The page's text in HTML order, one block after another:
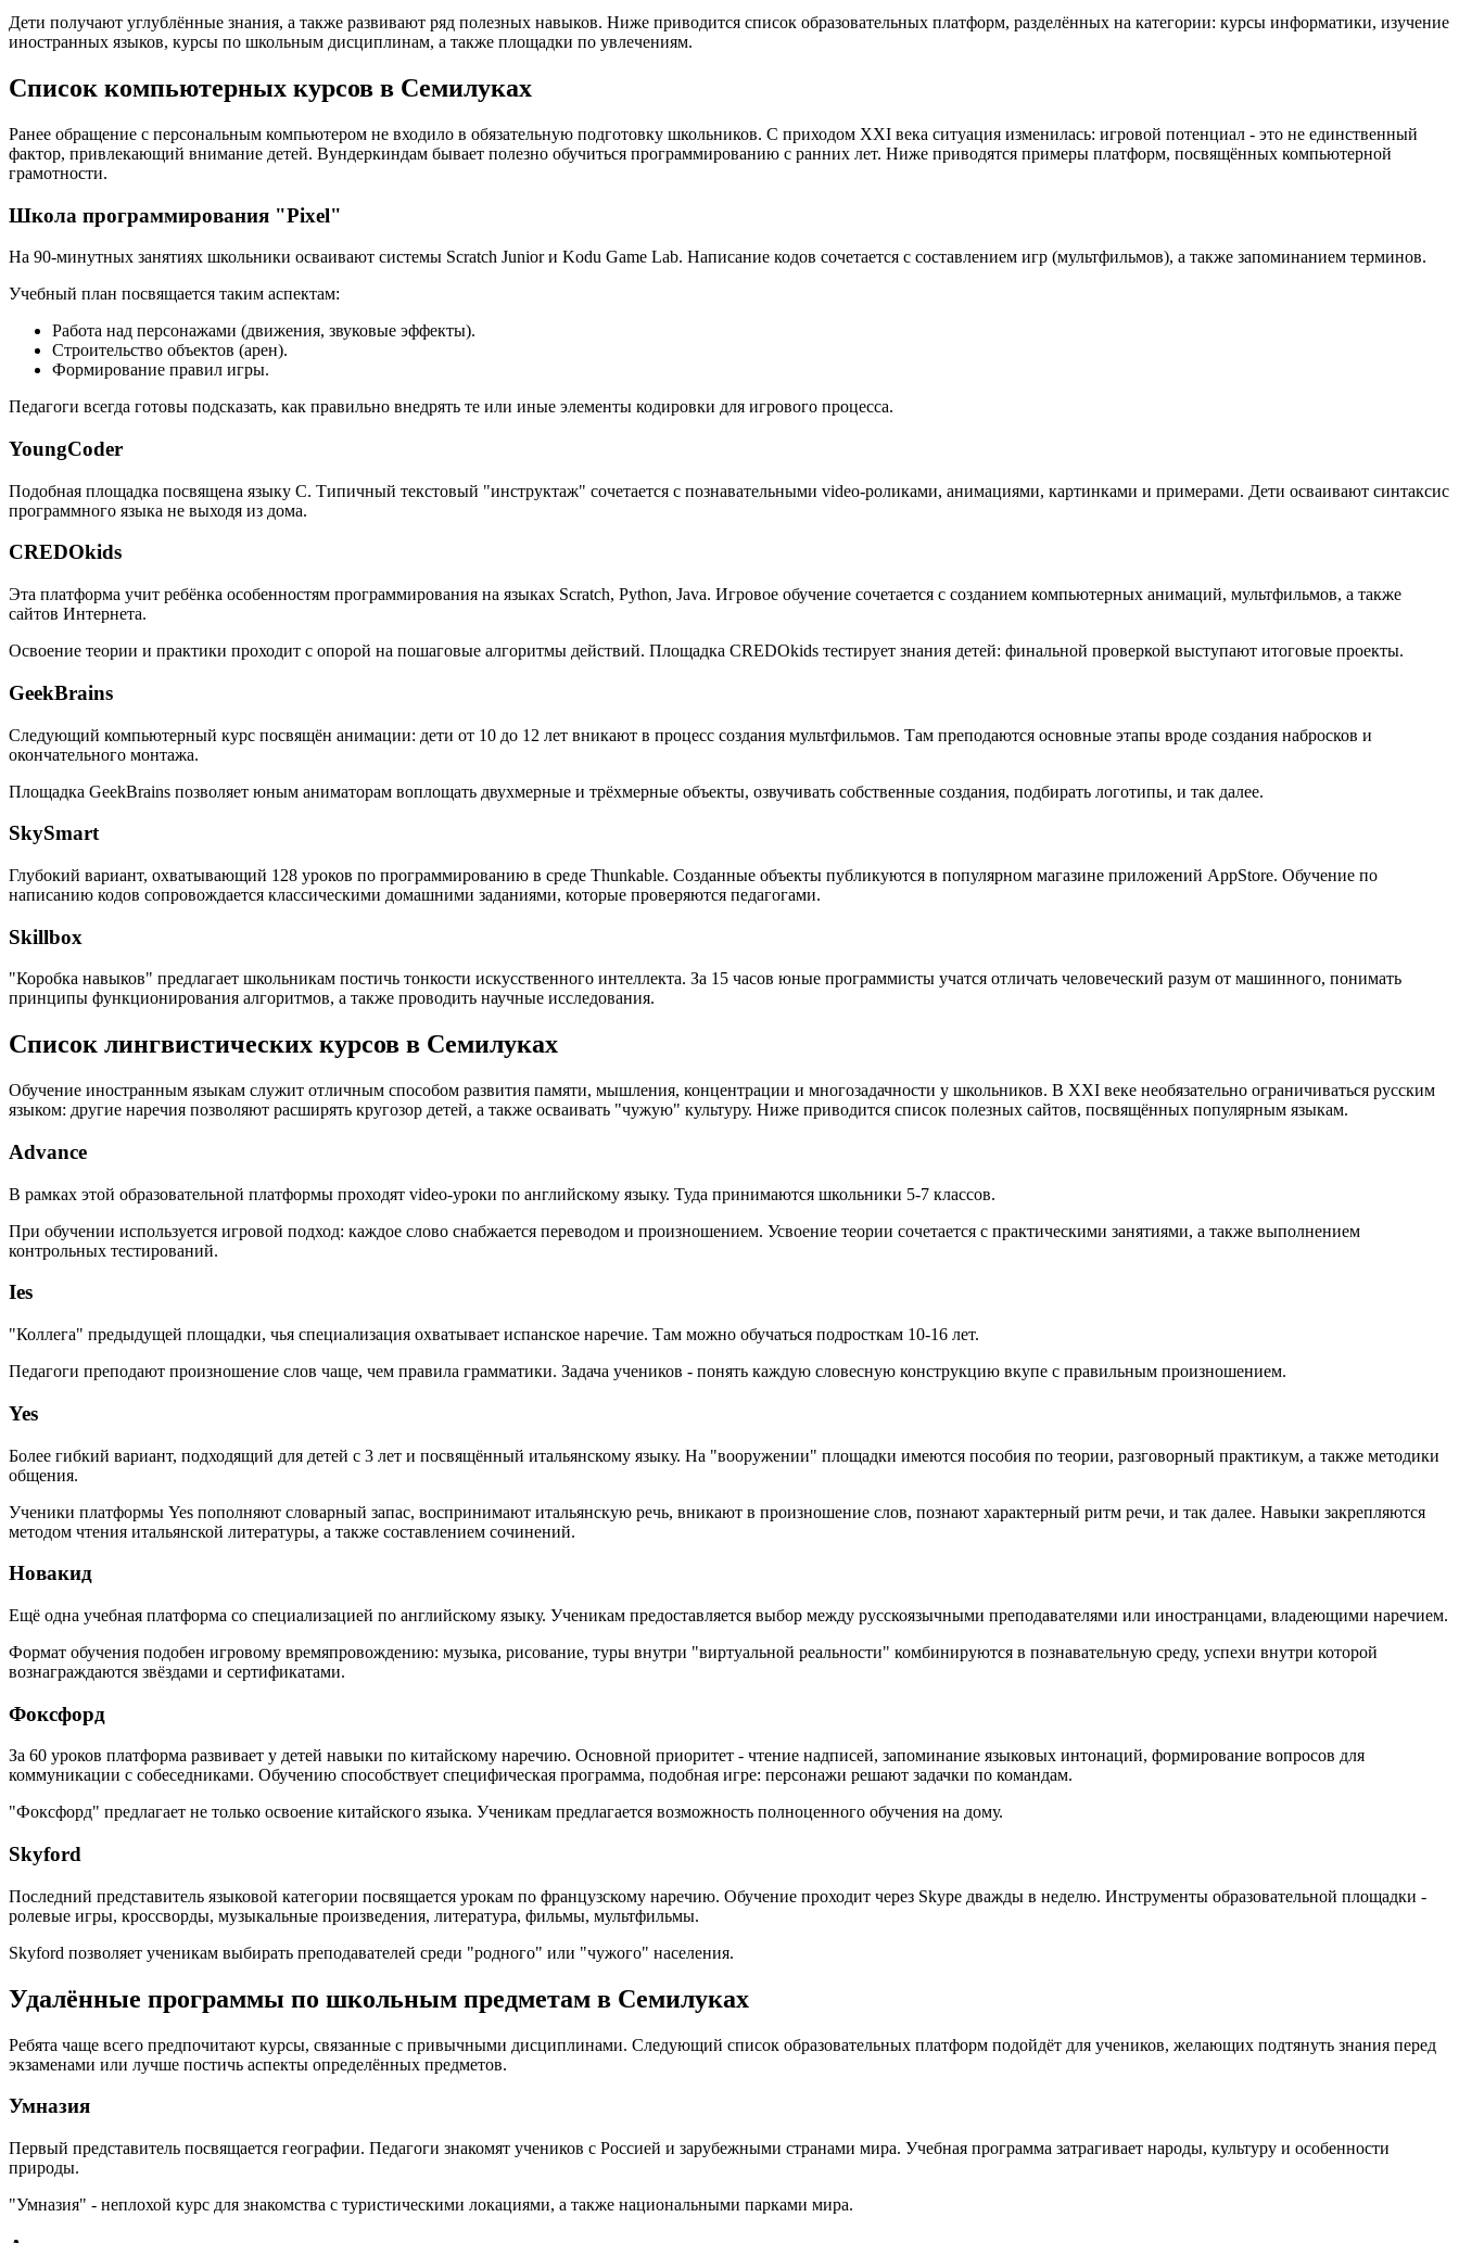
Дети получают углублённые знания, а также развивают ряд полезных навыков. Ниже приводится список образовательных платформ, разделённых на категории: курсы информатики, изучение
иностранных языков, курсы по школьным дисциплинам, а также площадки по увлечениям.
Список компьютерных курсов в Семилуках
Ранее обращение с персональным компьютером не входило в обязательную подготовку школьников. С приходом XXI века ситуация изменилась: игровой потенциал - это не единственный
фактор, привлекающий внимание детей. Вундеркиндам бывает полезно обучиться программированию с ранних лет. Ниже приводятся примеры платформ, посвящённых компьютерной
грамотности.
Школа программирования "Pixel"
На 90-минутных занятиях школьники осваивают системы Scratch Junior и Kodu Game Lab. Написание кодов сочетается с составлением игр (мультфильмов), а также запоминанием терминов.
Учебный план посвящается таким аспектам:
Работа над персонажами (движения, звуковые эффекты).
Строительство объектов (арен).
Формирование правил игры.
Педагоги всегда готовы подсказать, как правильно внедрять те или иные элементы кодировки для игрового процесса.
YoungCoder
Подобная площадка посвящена языку C. Типичный текстовый "инструктаж" сочетается с познавательными video-роликами, анимациями, картинками и примерами. Дети осваивают синтаксис
программного языка не выходя из дома.
CREDOkids
Эта платформа учит ребёнка особенностям программирования на языках Scratch, Python, Java. Игровое обучение сочетается с созданием компьютерных анимаций, мультфильмов, а также
сайтов Интернета.
Освоение теории и практики проходит с опорой на пошаговые алгоритмы действий. Площадка CREDOkids тестирует знания детей: финальной проверкой выступают итоговые проекты.
GeekBrains
Следующий компьютерный курс посвящён анимации: дети от 10 до 12 лет вникают в процесс создания мультфильмов. Там преподаются основные этапы вроде создания набросков и
окончательного монтажа.
Площадка GeekBrains позволяет юным аниматорам воплощать двухмерные и трёхмерные объекты, озвучивать собственные создания, подбирать логотипы, и так далее.
SkySmart
Глубокий вариант, охватывающий 128 уроков по программированию в среде Thunkable. Созданные объекты публикуются в популярном магазине приложений AppStore. Обучение по
написанию кодов сопровождается классическими домашними заданиями, которые проверяются педагогами.
Skillbox
"Коробка навыков" предлагает школьникам постичь тонкости искусственного интеллекта. За 15 часов юные программисты учатся отличать человеческий разум от машинного, понимать
принципы функционирования алгоритмов, а также проводить научные исследования.
Список лингвистических курсов в Семилуках
Обучение иностранным языкам служит отличным способом развития памяти, мышления, концентрации и многозадачности у школьников. В XXI веке необязательно ограничиваться русским
языком: другие наречия позволяют расширять кругозор детей, а также осваивать "чужую" культуру. Ниже приводится список полезных сайтов, посвящённых популярным языкам.
Advance
В рамках этой образовательной платформы проходят video-уроки по английскому языку. Туда принимаются школьники 5-7 классов.
При обучении используется игровой подход: каждое слово снабжается переводом и произношением. Усвоение теории сочетается с практическими занятиями, а также выполнением
контрольных тестирований.
Ies
"Коллега" предыдущей площадки, чья специализация охватывает испанское наречие. Там можно обучаться подросткам 10-16 лет.
Педагоги преподают произношение слов чаще, чем правила грамматики. Задача учеников - понять каждую словесную конструкцию вкупе с правильным произношением.
Yes
Более гибкий вариант, подходящий для детей с 3 лет и посвящённый итальянскому языку. На "вооружении" площадки имеются пособия по теории, разговорный практикум, а также методики
общения.
Ученики платформы Yes пополняют словарный запас, воспринимают итальянскую речь, вникают в произношение слов, познают характерный ритм речи, и так далее. Навыки закрепляются
методом чтения итальянской литературы, а также составлением сочинений.
Новакид
Ещё одна учебная платформа со специализацией по английскому языку. Ученикам предоставляется выбор между русскоязычными преподавателями или иностранцами, владеющими наречием.
Формат обучения подобен игровому времяпровождению: музыка, рисование, туры внутри "виртуальной реальности" комбинируются в познавательную среду, успехи внутри которой
вознаграждаются звёздами и сертификатами.
Фоксфорд
За 60 уроков платформа развивает у детей навыки по китайскому наречию. Основной приоритет - чтение надписей, запоминание языковых интонаций, формирование вопросов для
коммуникации с собеседниками. Обучению способствует специфическая программа, подобная игре: персонажи решают задачки по командам.
"Фоксфорд" предлагает не только освоение китайского языка. Ученикам предлагается возможность полноценного обучения на дому.
Skyford
Последний представитель языковой категории посвящается урокам по французскому наречию. Обучение проходит через Skype дважды в неделю. Инструменты образовательной площадки -
ролевые игры, кроссворды, музыкальные произведения, литература, фильмы, мультфильмы.
Skyford позволяет ученикам выбирать преподавателей среди "родного" или "чужого" населения.
Удалённые программы по школьным предметам в Семилуках
Ребята чаще всего предпочитают курсы, связанные с привычными дисциплинами. Следующий список образовательных платформ подойдёт для учеников, желающих подтянуть знания перед
экзаменами или лучше постичь аспекты определённых предметов.
Умназия
Первый представитель посвящается географии. Педагоги знакомят учеников с Россией и зарубежными странами мира. Учебная программа затрагивает народы, культуру и особенности
природы.
"Умназия" - неплохой курс для знакомства с туристическими локациями, а также национальными парками мира.